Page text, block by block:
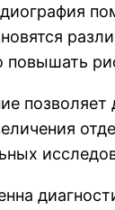
повышать